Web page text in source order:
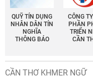
QUỸ TÍN DỤNG
NHÂN DÂN TÍN
NGHĨA
THÔNG BÁO
CÔNG
PHẦN
TRIỂN
CẦN
CẦN THƠ KHMER NGỮ